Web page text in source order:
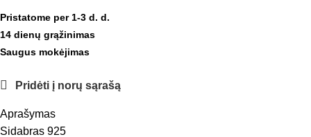
Pristatome per 1-3 d. d.
14 dienų grąžinimas
Saugus mokėjimas
Pridėti į norų sąrašą
Aprašymas
Sidabras 925